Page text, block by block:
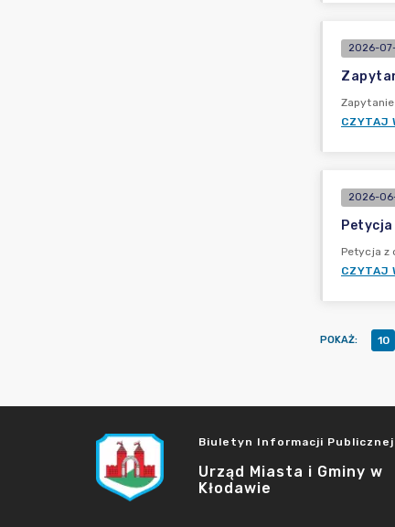
2026-
CZYTAJ
2026-
Petycja z
CZYTAJ
POKAŻ: 10
Biuletyn Informacji Publicznej
Urząd Miasta i Gminy w
Kłodawie